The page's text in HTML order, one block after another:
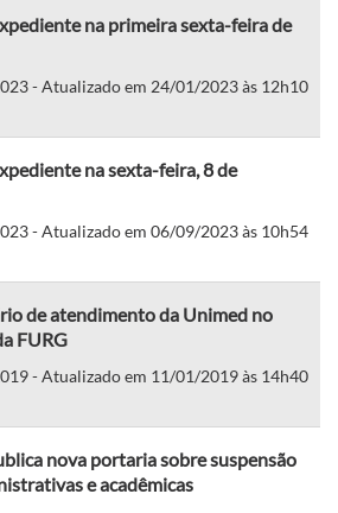
na primeira sexta-feira de
- Atualizado em 24/01/2023 às 12h10
na sexta-feira, 8 de
- Atualizado em 06/09/2023 às 10h54
de atendimento da Unimed no
FURG
- Atualizado em 11/01/2019 às 14h40
nova portaria sobre suspensão
e acadêmicas